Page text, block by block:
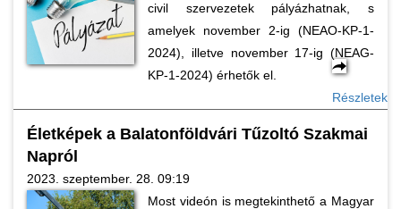
civil szervezetek pályázhatnak, s
amelyek november 2-ig (NEAO-KP-1-
2024), illetve november 17-ig (NEAG-
KP-1-2024) érhetők el.
Részletek
Életképek a Balatonföldvári Tűzoltó Szakmai
Napról
2023. szeptember. 28. 09:19
Most videón is megtekinthető a Magyar